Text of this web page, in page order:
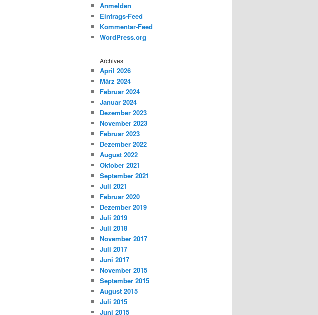
Anmelden
Eintrags-Feed
Kommentar-Feed
WordPress.org
Archives
April 2026
März 2024
Februar 2024
Januar 2024
Dezember 2023
November 2023
Februar 2023
Dezember 2022
August 2022
Oktober 2021
September 2021
Juli 2021
Februar 2020
Dezember 2019
Juli 2019
Juli 2018
November 2017
Juli 2017
Juni 2017
November 2015
September 2015
August 2015
Juli 2015
Juni 2015